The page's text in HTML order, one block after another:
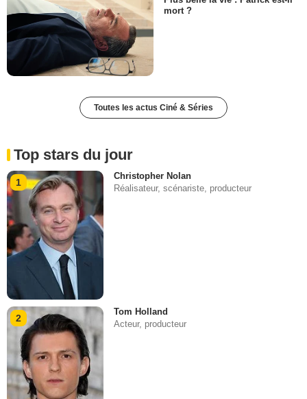
mort ?
Toutes les actus Ciné & Séries
Top stars du jour
1
Christopher Nolan
Réalisateur, scénariste, producteur
2
Tom Holland
Acteur, producteur